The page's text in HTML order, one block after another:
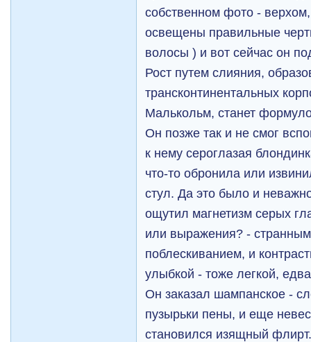
собственном фото -
освещены правильные
волосы ) и вот сейчас он
Рост путем слияния,
трансконтинентальных
Малькольм, станет
Он позже так и не смог
к нему сероглазая
что-то обронила или
стул. Да это было и
ощутил магнетизм серых
или выражения? -
поблескиванием, и
улыбкой - тоже легкой,
Он заказал шампанское -
пузырьки пены, и еще
становился изящный